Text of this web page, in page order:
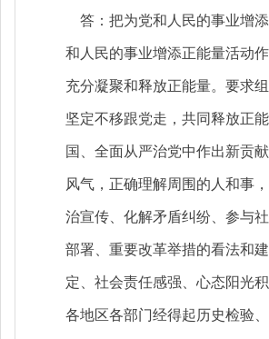
答：把为党和人民的事业增
和人民的事业增添正能量活动
充分凝聚和释放正能量。要求
坚定不移跟党走，共同释放正
国、全面从严治党中作出新贡
风气，正确理解周围的人和事
治宣传、化解矛盾纠纷、参与
部署、重要改革举措的看法和
定、社会责任感强、心态阳光
各地区各部门经得起历史检验